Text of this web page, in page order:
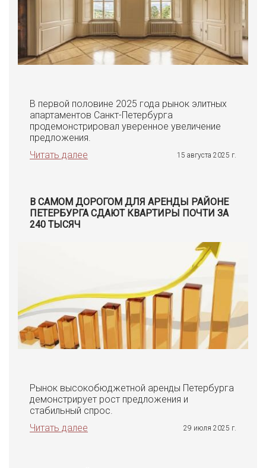
В первой половине 2025 года рынок элитных
апартаментов Санкт-Петербурга
продемонстрировал уверенное увеличение
предложения.
Читать далее
15 августа 2025 г.
В САМОМ ДОРОГОМ ДЛЯ АРЕНДЫ РАЙОНЕ
ПЕТЕРБУРГА СДАЮТ КВАРТИРЫ ПОЧТИ ЗА
240 ТЫСЯЧ
Рынок высокобюджетной аренды Петербурга
демонстрирует рост предложения и
стабильный спрос.
Читать далее
29 июля 2025 г.